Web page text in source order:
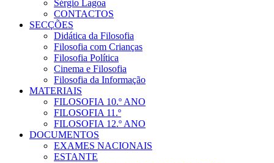
Sérgio Lagoa
CONTACTOS
SECÇÕES
Didática da Filosofia
Filosofia com Crianças
Filosofia Política
Cinema e Filosofia
Filosofia da Informação
MATERIAIS
FILOSOFIA 10.º ANO
FILOSOFIA 11.º
FILOSOFIA 12.º ANO
DOCUMENTOS
EXAMES NACIONAIS
ESTANTE